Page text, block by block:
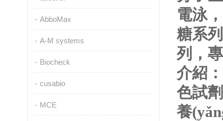
AbboMax
A-M systems
Biocheck
cusabio
MCE
電泳
糖系
列，
介紹
色試劑
養